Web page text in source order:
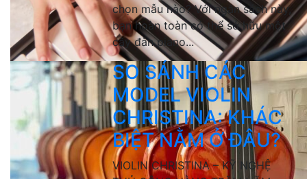
chọn mẫu nào? Với ngân sách này,
bạn hoàn toàn có thể sở hữu một
cây đàn piano...
SO SÁNH CÁC
MODEL VIOLIN
CHRISTINA: KHÁC
BIỆT NẰM Ở ĐÂU?
VIOLIN CHRISTINA – KỸ NGHỆ